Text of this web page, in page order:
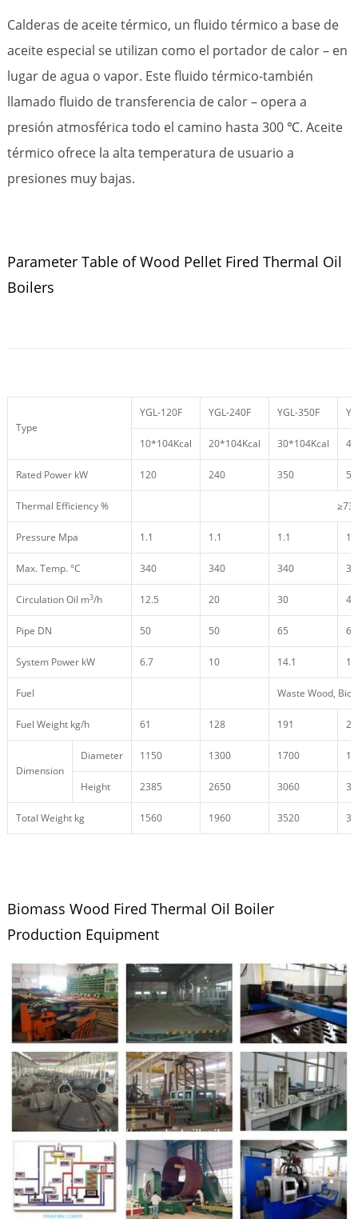
Calderas de aceite térmico, un fluido térmico a base de
aceite especial se utilizan como el portador de calor – en
lugar de agua o vapor. Este fluido térmico-también
llamado fluido de transferencia de calor – opera a
presión atmosférica todo el camino hasta 300 ℃. Aceite
térmico ofrece la alta temperatura de usuario a
presiones muy bajas.
Parameter Table of Wood Pellet Fired Thermal Oil
Boilers
Type
YGL-120F YGL-240F YGL-350F
10*104Kcal 20*104Kcal 30*104Kcal
Rated Power kW 120 240 350
Thermal Efficiency % ≥73
Pressure Mpa 1.1 1.1 1.1
Max. Temp. °C 340 340 340
Circulation Oil m3/h 12.5 20 30 40
Pipe DN 50 50 65 65
System Power kW 6.7 10 14.1
Fuel Waste Wood,
Fuel Weight kg/h 61 128 191
Dimension
Diameter 1150 1300 1700
Height 2385 2650 3060
Total Weight kg 1560 1960 3520
Biomass Wood Fired Thermal Oil Boiler
Production Equipment